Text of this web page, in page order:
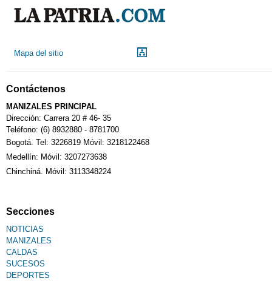
Mapa del sitio
Contáctenos
MANIZALES PRINCIPAL
Dirección: Carrera 20 # 46- 35
Teléfono: (6) 8932880 - 8781700
Bogotá. Tel: 3226819 Móvil: 3218122468
Medellín: Móvil: 3207273638
Chinchiná. Móvil: 3113348224
Secciones
NOTICIAS
MANIZALES
CALDAS
SUCESOS
DEPORTES